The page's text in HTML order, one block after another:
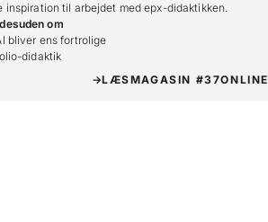
inspiration til arbejdet med epx-didaktikken.
om
bliver ens fortrolige
didaktik
LÆSMAGASIN #37ONLINE